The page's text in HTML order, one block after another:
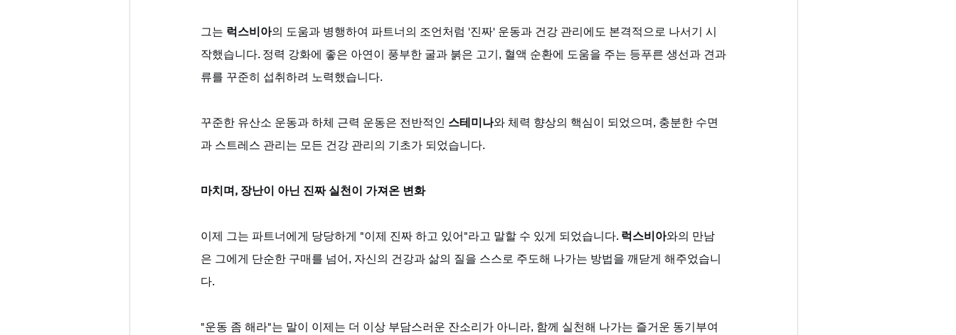
그는 럭스비아의 도움과 병행하여 파트너의 조언처럼 '진짜' 운동과 건강 관리에도 본격적으로 나서기 시
작했습니다. 정력 강화에 좋은 아연이 풍부한 굴과 붉은 고기, 혈액 순환에 도움을 주는 등푸른 생선과 견과
류를 꾸준히 섭취하려 노력했습니다.
꾸준한 유산소 운동과 하체 근력 운동은 전반적인 스테미나와 체력 향상의 핵심이 되었으며, 충분한 수면
과 스트레스 관리는 모든 건강 관리의 기초가 되었습니다.
마치며, 장난이 아닌 진짜 실천이 가져온 변화
이제 그는 파트너에게 당당하게 "이제 진짜 하고 있어"라고 말할 수 있게 되었습니다. 럭스비아와의 만남
은 그에게 단순한 구매를 넘어, 자신의 건강과 삶의 질을 스스로 주도해 나가는 방법을 깨닫게 해주었습니
다.
"운동 좀 해라"는 말이 이제는 더 이상 부담스러운 잔소리가 아니라, 함께 실천해 나가는 즐거운 동기부여